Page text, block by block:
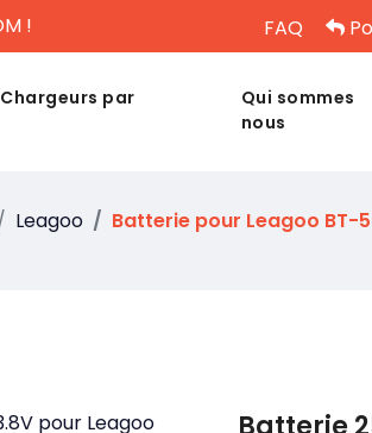
! FAQ
par
Qui sommes
nous
Leagoo Batterie pour Leagoo BT-